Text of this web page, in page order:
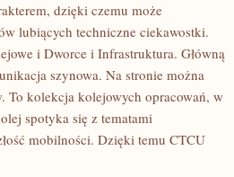
dzięki czemu może
lubiących techniczne ciekawostki.
i Dworce i Infrastruktura. Główną
szynowa. Na stronie można
To kolekcja kolejowych opracowań, w
spotyka się z tematami
mobilności. Dzięki temu CTCU